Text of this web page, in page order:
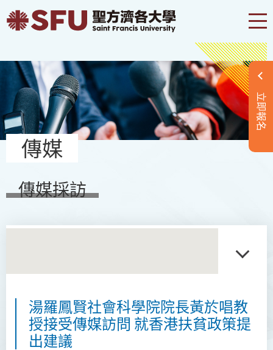
立即報名
傳媒
傳媒採訪
湯羅鳳賢社會科學院院長黃於唱教
授接受傳媒訪問 就香港扶貧政策提
出建議